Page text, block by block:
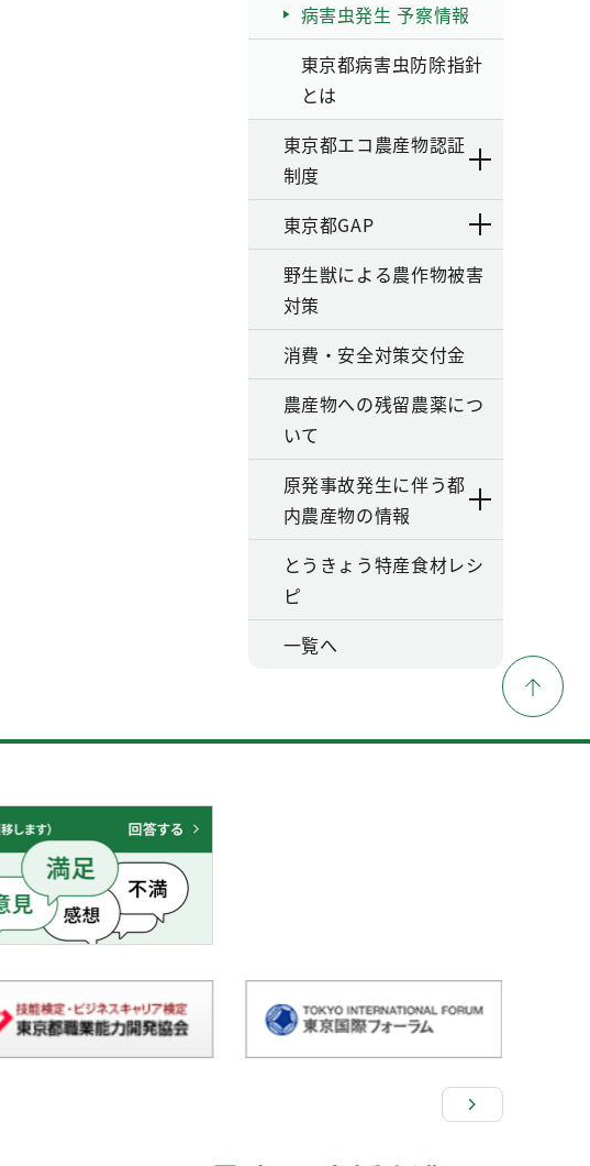
病害虫発生 予察情報
東京都病害虫防除指針
とは
東京都エコ農産物認証
制度
東京都GAP
野生獣による農作物被害
対策
消費・安全対策交付金
農産物への残留農薬につ
いて
原発事故発生に伴う都
内農産物の情報
とうきょう特産食材レシ
ピ
一覧へ